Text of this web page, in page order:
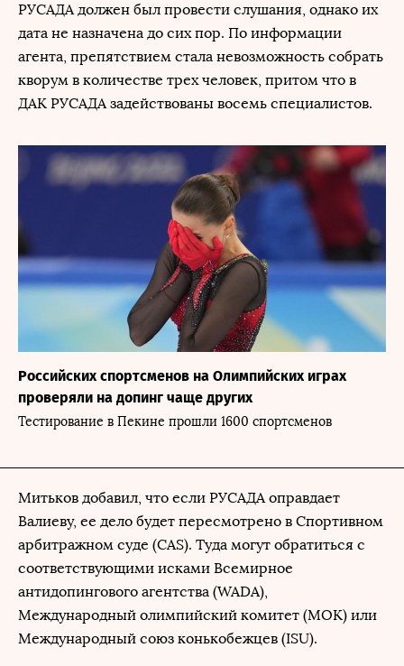
РУСАДА должен был провести слушания, однако их
дата не назначена до сих пор. По информации
агента, препятствием стала невозможность собрать
кворум в количестве трех человек, притом что в
ДАК РУСАДА задействованы восемь специалистов.
Российских спортсменов на Олимпийских играх
проверяли на допинг чаще других
Тестирование в Пекине прошли 1600 спортсменов
Митьков добавил, что если РУСАДА оправдает
Валиеву, ее дело будет пересмотрено в Спортивном
арбитражном суде (CAS). Туда могут обратиться с
соответствующими исками Всемирное
антидопингового агентства (WADA),
Международный олимпийский комитет (МОК) или
Международный союз конькобежцев (ISU).